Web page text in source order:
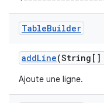
TableBuilder
addLine
Ajoute une ligne.